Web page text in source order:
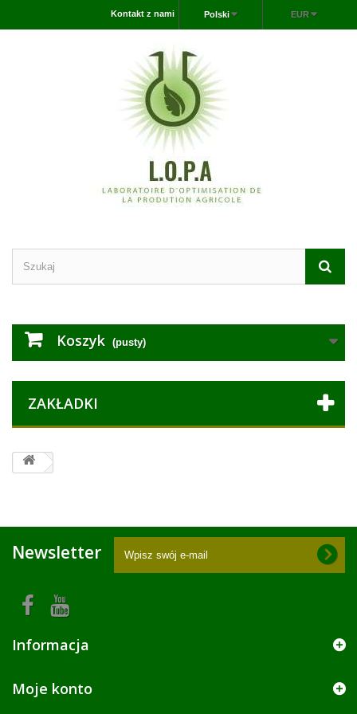
EUR
Polski
Kontakt z nami
Koszyk (pusty)
ZAKŁADKI
Newsletter
Informacja
Moje konto